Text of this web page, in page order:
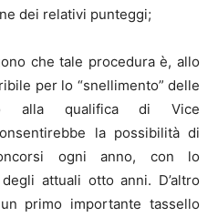
dei relativi punteggi;
che tale procedura è, allo
per lo “snellimento” delle
alla qualifica di Vice
la possibilità di
ogni anno, con lo
attuali otto anni. D’altro
primo importante tassello